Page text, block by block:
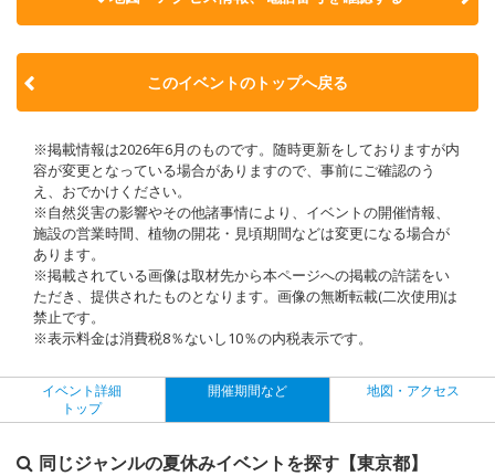
このイベントのトップへ戻る
※掲載情報は2026年6月のものです。随時更新をしておりますが内
容が変更となっている場合がありますので、事前にご確認のう
え、おでかけください。
※自然災害の影響やその他諸事情により、イベントの開催情報、
施設の営業時間、植物の開花・見頃期間などは変更になる場合が
あります。
※掲載されている画像は取材先から本ページへの掲載の許諾をい
ただき、提供されたものとなります。画像の無断転載(二次使用)は
禁止です。
※表示料金は消費税8％ないし10％の内税表示です。
イベント詳細
トップ
開催期間など 地図・アクセス
同じジャンルの夏休みイベントを探す【東京都】